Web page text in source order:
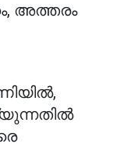
അത്തരം